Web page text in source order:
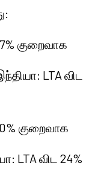
குறைவாக
LTA விட
குறைவாக
LTA விட 24%